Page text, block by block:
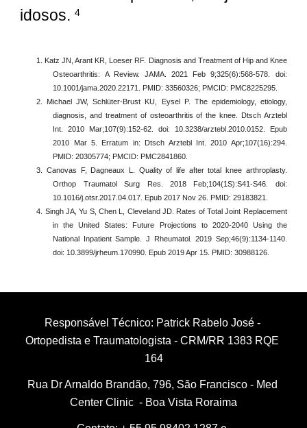
idosos.4
1. Katz JN, Arant KR, Loeser RF. Diagnosis and Treatment of Hip and Knee
Osteoarthritis: A Review. JAMA. 2021 Feb 9;325(6):568-578. doi:
10.1001/jama.2020.22171. PMID: 33560326; PMCID: PMC8225295.
2. Michael JW, Schlüter-Brust KU, Eysel P. The epidemiology, etiology,
diagnosis, and treatment of osteoarthritis of the knee. Dtsch Arztebl
Int. 2010 Mar;107(9):152-62. doi: 10.3238/arztebl.2010.0152. Epub
2010 Mar 5. Erratum in: Dtsch Arztebl Int. 2010 Apr;107(16):294.
PMID: 20305774; PMCID: PMC2841860.
3. Canovas F, Dagneaux L. Quality of life after total knee arthroplasty.
Orthop Traumatol Surg Res. 2018 Feb;104(1S):S41-S46. doi:
10.1016/j.otsr.2017.04.017. Epub 2017 Nov 26. PMID: 29183821.
4. Singh JA, Yu S, Chen L, Cleveland JD. Rates of Total Joint Replacement
in the United States: Future Projections to 2020-2040 Using the
National Inpatient Sample. J Rheumatol. 2019 Sep;46(9):1134-1140.
doi: 10.3899/jrheum.170990. Epub 2019 Apr 15. PMID: 30988126.
Responsável Técnico: Patrick Rabelo José -
Ortopedista e Traumatologista - CRM/RR 1383 RQE
164
Rua Dr Arnaldo Brandão, 796, São Francisco - Med
Center Clinic  - Boa Vista Roraima